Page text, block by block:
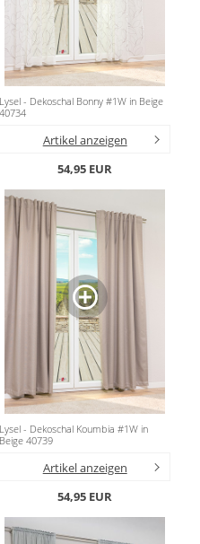
Lysel - Dekoschal Bonny #1W in Beige
40734
Artikel anzeigen
54,95 EUR
Lysel - Dekoschal Koumbia #1W in
Beige 40739
Artikel anzeigen
54,95 EUR